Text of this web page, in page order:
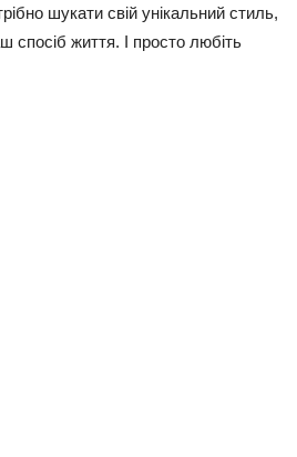
шукати свій унікальний стиль,
спосіб життя. І просто любіть